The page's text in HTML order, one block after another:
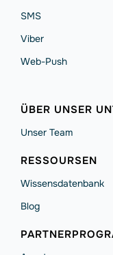
SMS
Viber
Web-Push
ÜBER UNSER
Unser Team
RESSOURSEN
Wissensdatenbank
Blog